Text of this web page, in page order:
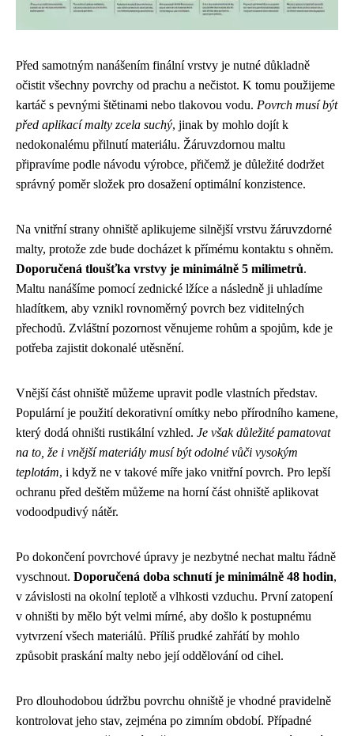
Před samotným nanášením finální vrstvy je nutné důkladně
očistit všechny povrchy od prachu a nečistot. K tomu použijeme
kartáč s pevnými štětinami nebo tlakovou vodu. Povrch musí být
před aplikací malty zcela suchý, jinak by mohlo dojít k
nedokonalému přilnutí materiálu. Žáruvzdornou maltu
připravíme podle návodu výrobce, přičemž je důležité dodržet
správný poměr složek pro dosažení optimální konzistence.
Na vnitřní strany ohniště aplikujeme silnější vrstvu žáruvzdorné
malty, protože zde bude docházet k přímému kontaktu s ohněm.
Doporučená tloušťka vrstvy je minimálně 5 milimetrů.
Maltu nanášíme pomocí zednické lžíce a následně ji uhladíme
hladítkem, aby vznikl rovnoměrný povrch bez viditelných
přechodů. Zvláštní pozornost věnujeme rohům a spojům, kde je
potřeba zajistit dokonalé utěsnění.
Vnější část ohniště můžeme upravit podle vlastních představ.
Populární je použití dekorativní omítky nebo přírodního kamene,
který dodá ohništi rustikální vzhled. Je však důležité pamatovat
na to, že i vnější materiály musí být odolné vůči vysokým
teplotám, i když ne v takové míře jako vnitřní povrch. Pro lepší
ochranu před deštěm můžeme na horní část ohniště aplikovat
vodoodpudivý nátěr.
Po dokončení povrchové úpravy je nezbytné nechat maltu řádně
vyschnout. Doporučená doba schnutí je minimálně 48 hodin,
v závislosti na okolní teplotě a vlhkosti vzduchu. První zatopení
v ohništi by mělo být velmi mírné, aby došlo k postupnému
vytvrzení všech materiálů. Příliš prudké zahřátí by mohlo
způsobit praskání malty nebo její oddělování od cihel.
Pro dlouhodobou údržbu povrchu ohniště je vhodné pravidelně
kontrolovat jeho stav, zejména po zimním období. Případné